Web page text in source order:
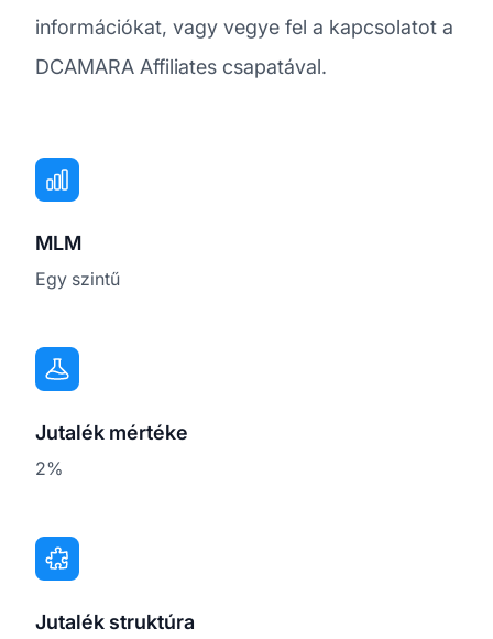
információkat, vagy vegye fel a kapcsolatot a
DCAMARA Affiliates csapatával.
MLM
Egy szintű
Jutalék mértéke
2%
Jutalék struktúra